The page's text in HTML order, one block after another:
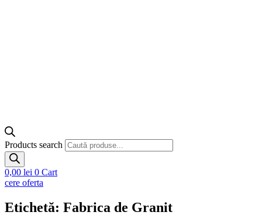
Products search
0,00 lei 0 Cart
cere oferta
Etichetă: Fabrica de Granit